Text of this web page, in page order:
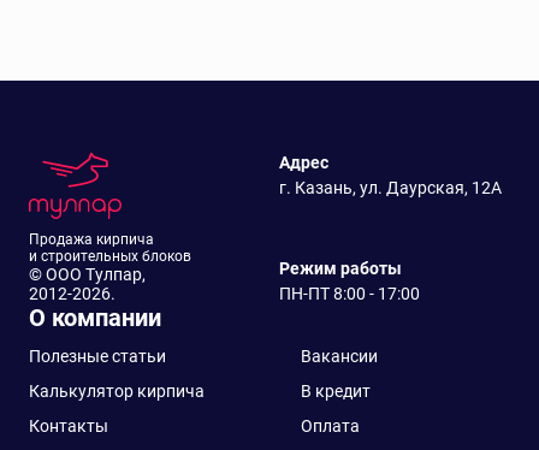
Продажа кирпича
и строительных блоков
© ООО Тулпар,
2012-2026.
Адрес
г. Казань, ул. Даурская, 12А
Режим работы
ПН-ПТ 8:00 - 17:00
О компании
Полезные статьи
Вакансии
Калькулятор кирпича
В кредит
Контакты
Оплата